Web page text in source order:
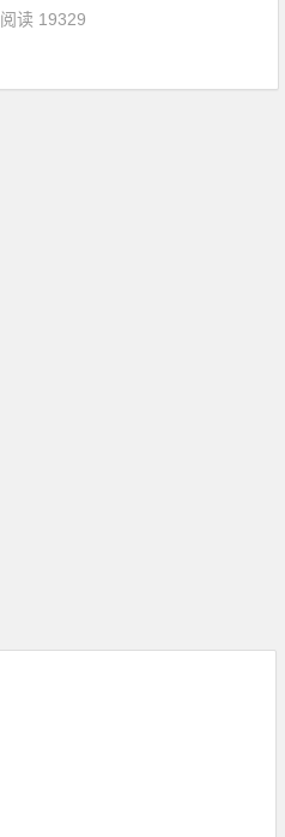
阅读 19329